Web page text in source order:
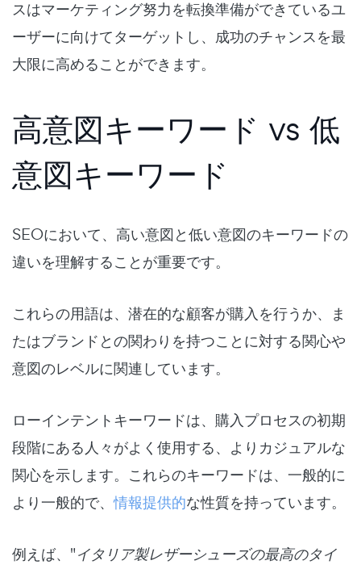
スはマーケティング努力を転換準備ができているユ
ーザーに向けてターゲットし、成功のチャンスを最
大限に高めることができます。
高意図キーワード vs 低
意図キーワード
SEOにおいて、高い意図と低い意図のキーワードの
違いを理解することが重要です。
これらの用語は、潜在的な顧客が購入を行うか、ま
たはブランドとの関わりを持つことに対する関心や
意図のレベルに関連しています。
ローインテントキーワードは、購入プロセスの初期
段階にある人々がよく使用する、よりカジュアルな
関心を示します。これらのキーワードは、一般的に
より一般的で、情報提供的な性質を持っています。
例えば、"イタリア製レザーシューズの最高のタイ